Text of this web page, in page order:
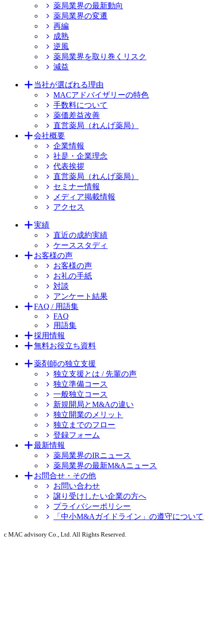
薬局業界の最新動向
薬局業界の変遷
再編
成熟
逆風
薬局業界を取り巻くリスク
減益
当社が選ばれる理由
MACアドバイザリーの特色
手数料について
薬価差益改善
直営薬局（れんげ薬局）
会社概要
企業情報
社是・企業理念
代表挨拶
直営薬局（れんげ薬局）
セミナー情報
メディア掲載情報
アクセス
実績
直近の成約実績
ケーススタディ
お客様の声
お客様の声
お礼の手紙
対談
アンケート結果
FAQ / 用語集
FAQ
用語集
採用情報
無料お役立ち資料
薬剤師の独立支援
独立支援とは / 先輩の声
独立準備コース
一般独立コース
新規開局とM&Aの違い
独立開業のメリット
独立までのフロー
登録フォーム
最新情報
薬局業界のIRニュース
薬局業界の最新M&Aニュース
お問合せ・その他
お問い合わせ
譲り受けしたい企業の方へ
プライバシーポリシー
「中小M&Aガイドライン」の遵守について
c MAC advisory Co., Ltd. All Rights Reserved.